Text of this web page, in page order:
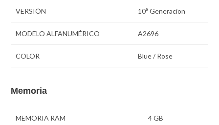
VERSIÓN 10ª Generacion
MODELO ALFANUMÉRICO A2696
COLOR Blue / Rose
Memoria
MEMORIA RAM 4 GB